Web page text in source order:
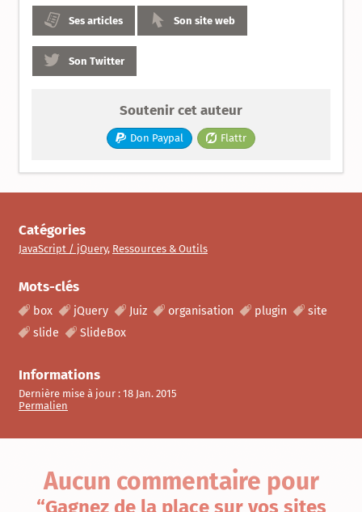
Ses articles Son site web
Son Twitter
Soutenir cet auteur
Don Paypal Flattr
Catégories
JavaScript / jQuery, Ressources & Outils
Mots-clés
box jQuery Juiz organisation plugin
site
slide
SlideBox
Informations
Dernière mise à jour : 18 Jan. 2015
Permalien
Aucun commentaire pour
“Gagnez de la place sur vos sites